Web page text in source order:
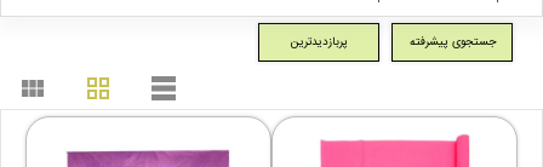
جستجوی پیشرفته پربازدیدترین
view_module grid_view table_rows